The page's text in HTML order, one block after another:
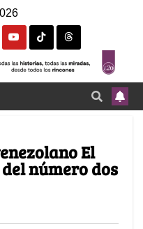
El
número dos